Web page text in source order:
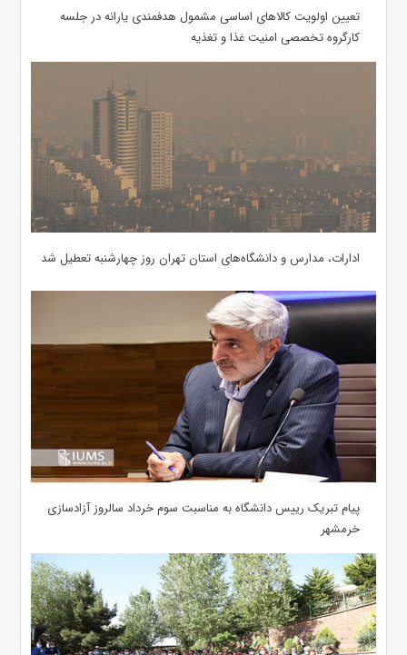
تعیین اولویت کالاهای اساسی مشمول هدفمندی یارانه در جلسه
کارگروه تخصصی امنیت غذا و تغذیه
ادارات، مدارس و دانشگاه‌های استان تهران روز چهارشنبه تعطیل شد
پیام تبریک رییس دانشگاه به مناسبت سوم خرداد سالروز آزادسازی
خرمشهر